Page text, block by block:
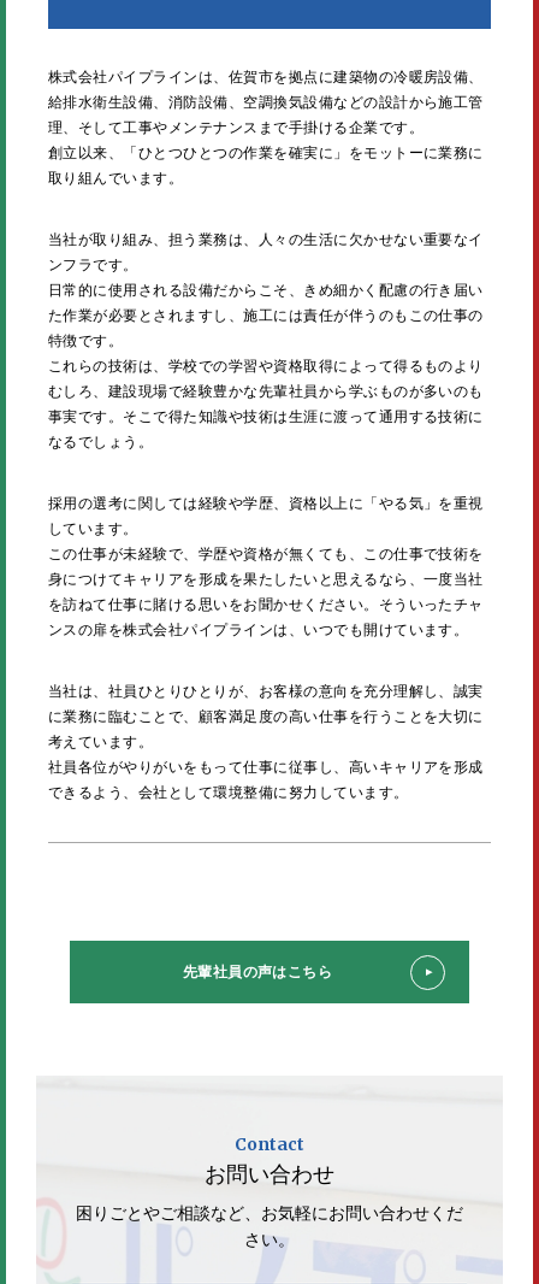
株式会社パイプラインは、佐賀市を拠点に建築物の冷暖房設備、
給排水衛生設備、消防設備、空調換気設備などの設計から施工管
理、そして工事やメンテナンスまで手掛ける企業です。
創立以来、「ひとつひとつの作業を確実に」をモットーに業務に
取り組んでいます。
当社が取り組み、担う業務は、人々の生活に欠かせない重要なイ
ンフラです。
日常的に使用される設備だからこそ、きめ細かく配慮の行き届い
た作業が必要とされますし、施工には責任が伴うのもこの仕事の
特徴です。
これらの技術は、学校での学習や資格取得によって得るものより
むしろ、建設現場で経験豊かな先輩社員から学ぶものが多いのも
事実です。そこで得た知識や技術は生涯に渡って通用する技術に
なるでしょう。
採用の選考に関しては経験や学歴、資格以上に「やる気」を重視
しています。
この仕事が未経験で、学歴や資格が無くても、この仕事で技術を
身につけてキャリアを形成を果たしたいと思えるなら、一度当社
を訪ねて仕事に賭ける思いをお聞かせください。そういったチャ
ンスの扉を株式会社パイプラインは、いつでも開けています。
当社は、社員ひとりひとりが、お客様の意向を充分理解し、誠実
に業務に臨むことで、顧客満足度の高い仕事を行うことを大切に
考えています。
社員各位がやりがいをもって仕事に従事し、高いキャリアを形成
できるよう、会社として環境整備に努力しています。
先輩社員の声はこちら
Contact
お問い合わせ
困りごとやご相談など、お気軽にお問い合わせくだ
さい。